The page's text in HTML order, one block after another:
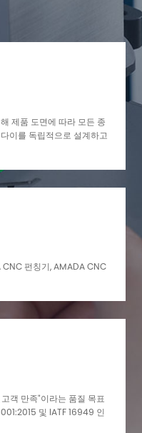
제품 도면에 따라 모든 종
이를 독립적으로 설계하고
펀칭기, AMADA CNC
객 만족"이라는 품질 목표
및 IATF 16949 인